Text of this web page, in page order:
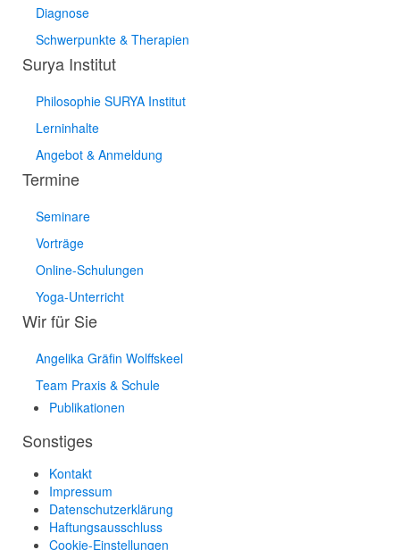
Diagnose
Schwerpunkte & Therapien
Surya Institut
Philosophie SURYA Institut
Lerninhalte
Angebot & Anmeldung
Termine
Seminare
Vorträge
Online-Schulungen
Yoga-Unterricht
Wir für Sie
Angelika Gräfin Wolffskeel
Team Praxis & Schule
Publikationen
Sonstiges
Kontakt
Impressum
Datenschutzerklärung
Haftungsausschluss
Cookie-Einstellungen